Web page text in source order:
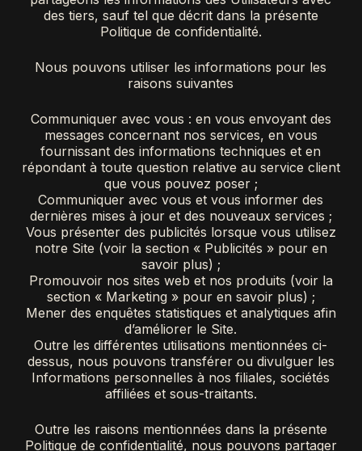
des tiers, sauf tel que décrit dans la présente
Politique de confidentialité.
Nous pouvons utiliser les informations pour les
raisons suivantes
Communiquer avec vous : en vous envoyant des
messages concernant nos services, en vous
fournissant des informations techniques et en
répondant à toute question relative au service client
que vous pouvez poser ;
Communiquer avec vous et vous informer des
dernières mises à jour et des nouveaux services ;
Vous présenter des publicités lorsque vous utilisez
notre Site (voir la section « Publicités » pour en
savoir plus) ;
Promouvoir nos sites web et nos produits (voir la
section « Marketing » pour en savoir plus) ;
Mener des enquêtes statistiques et analytiques afin
d’améliorer le Site.
Outre les différentes utilisations mentionnées ci-
dessus, nous pouvons transférer ou divulguer les
Informations personnelles à nos filiales, sociétés
affiliées et sous-traitants.
Outre les raisons mentionnées dans la présente
Politique de confidentialité, nous pouvons partager